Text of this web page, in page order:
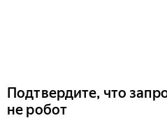
Подтвердите, что
не робот